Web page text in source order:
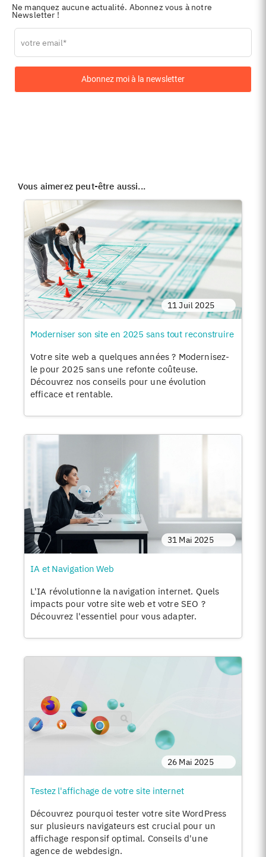
Ne manquez aucune actualité. Abonnez vous à notre
Newsletter !
Leave
this
Abonnez moi à la newsletter
Vous aimerez peut-être aussi...
11 Juil 2025
Moderniser son site en 2025 sans tout reconstruire
Votre site web a quelques années ? Modernisez-
le pour 2025 sans une refonte coûteuse.
Découvrez nos conseils pour une évolution
efficace et rentable.
31 Mai 2025
IA et Navigation Web
L'IA révolutionne la navigation internet. Quels
impacts pour votre site web et votre SEO ?
Découvrez l'essentiel pour vous adapter.
26 Mai 2025
Testez l'affichage de votre site internet
Découvrez pourquoi tester votre site WordPress
sur plusieurs navigateurs est crucial pour un
affichage responsif optimal. Conseils d'une
agence de webdesign.